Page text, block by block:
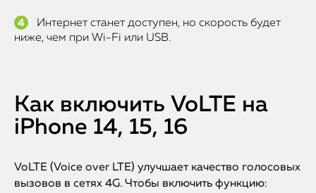
Интернет станет доступен, но скорость будет
ниже, чем при Wi-Fi или USB.
Как включить VoLTE на
iPhone 14, 15, 16
VoLTE (Voice over LTE) улучшает качество голосовых
вызовов в сетях 4G. Чтобы включить функцию: